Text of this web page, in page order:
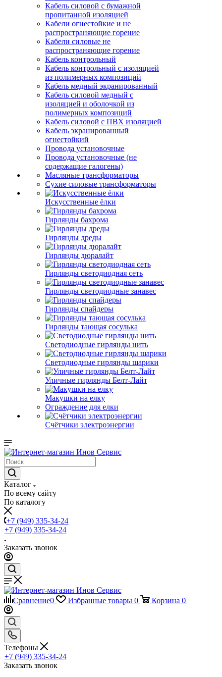
Кабель силовой с бумажной
пропитанной изоляцией
Кабели огнестойкие и не
распространяющие горение
Кабели силовые не
распространяющие горение
Кабель контрольный
Кабель контрольный с изоляцией
из полимерных композиций
Кабель медный экранированный
Кабель силовой медный с
изоляцией и оболочкой из
полимерных композиций
Кабель силовой с ПВХ изоляцией
Кабель экранированный
огнестойкий
Провода установочные
Провода установочные (не
содержащие галогены)
Масляные трансформаторы
Сухие силовые трансформаторы
Искусственные ёлки
Гирлянды бахрома
Гирлянды дреды
Гирлянды дюралайт
Гирлянды светодиодная сеть
Гирлянды светодиодные занавес
Гирлянды спайдеры
Гирлянды тающая сосулька
Светодиодные гирлянды нить
Светодиодные гирлянды шарики
Уличные гирлянды Белт-Лайт
Макушки на елку
Ограждение для елки
Счётчики электроэнергии
Каталог
По всему сайту
По каталогу
+7 (949) 335-34-24
+7 (949) 335-34-24
Заказать звонок
Сравнение0 Избранные товары 0 Корзина 0
Телефоны
+7 (949) 335-34-24
Заказать звонок